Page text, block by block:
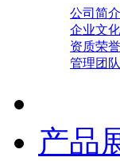
公司简介
企业文化
资质荣誉
管理团
产品